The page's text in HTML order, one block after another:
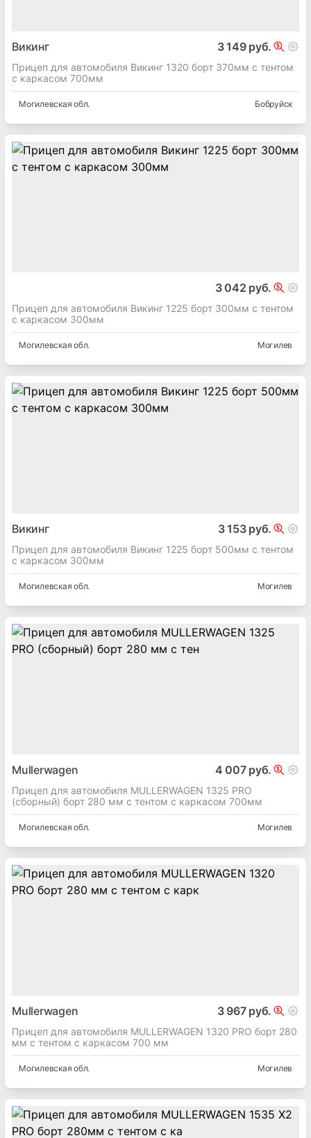
Викинг 3 149 руб.
Прицеп для автомобиля Викинг 1320 борт 370мм с тентом
с каркасом 700мм
Могилевская обл. Бобруйск
3 042 руб.
Прицеп для автомобиля Викинг 1225 борт 300мм с тентом
с каркасом 300мм
Могилевская обл. Могилев
Викинг 3 153 руб.
Прицеп для автомобиля Викинг 1225 борт 500мм с тентом
с каркасом 300мм
Могилевская обл. Могилев
Mullerwagen 4 007 руб.
Прицеп для автомобиля MULLERWAGEN 1325 PRO
(сборный) борт 280 мм с тентом c каркасом 700мм
Могилевская обл. Могилев
Mullerwagen 3 967 руб.
Прицеп для автомобиля MULLERWAGEN 1320 PRO борт 280
мм с тентом c каркасом 700 мм
Могилевская обл. Могилев